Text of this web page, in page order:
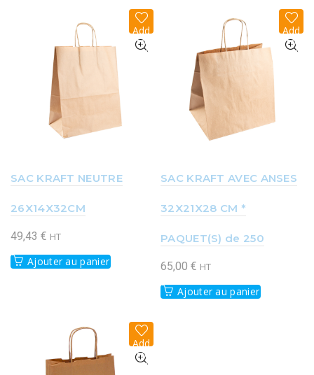
Add
to
wish
SAC KRAFT NEUTRE
26X14X32CM
49,43 € HT
Ajouter au panier
Add
to
wish
SAC KRAFT AVEC ANSES
32X21X28 CM *
PAQUET(S) de 250
65,00 € HT
Ajouter au panier
Add
to
wish